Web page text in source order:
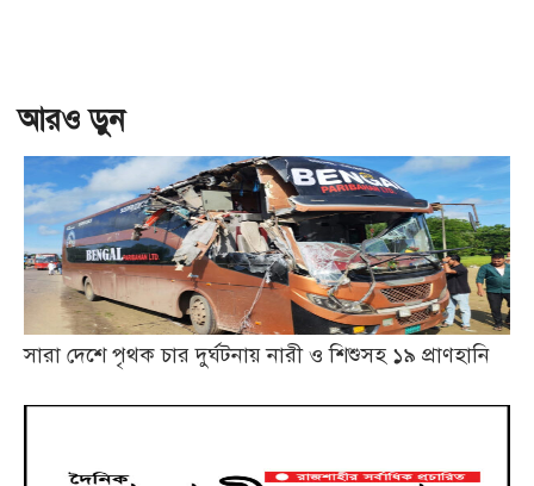
আরও ড়ুন
সারা দেশে পৃথক চার দুর্ঘটনায় নারী ও শিশুসহ ১৯ প্রাণহানি